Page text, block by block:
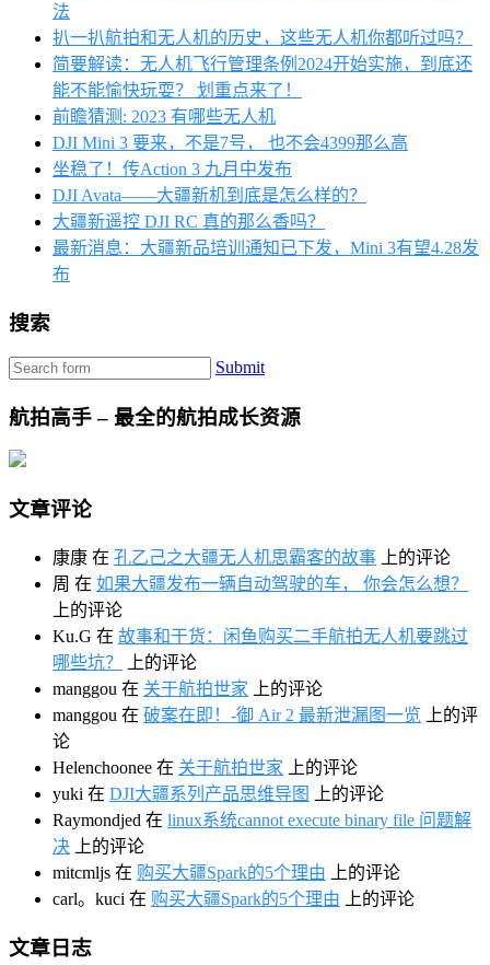
法
扒一扒航拍和无人机的历史，这些无人机你都听过吗？
简要解读：无人机飞行管理条例2024开始实施，到底还
能不能愉快玩耍？ 划重点来了！
前瞻猜测: 2023 有哪些无人机
DJI Mini 3 要来，不是7号， 也不会4399那么高
坐稳了！传Action 3 九月中发布
DJI Avata——大疆新机到底是怎么样的？
大疆新遥控 DJI RC 真的那么香吗？
最新消息：大疆新品培训通知已下发，Mini 3有望4.28发
布
搜索
Submit
航拍高手 – 最全的航拍成长资源
文章评论
康康 在 孔乙己之大疆无人机思霸客的故事 上的评论
周 在 如果大疆发布一辆自动驾驶的车， 你会怎么想？
上的评论
Ku.G 在 故事和干货：闲鱼购买二手航拍无人机要跳过
哪些坑？
上的评论
manggou 在 关于航拍世家 上的评论
manggou 在 破案在即！-御 Air 2 最新泄漏图一览 上的评
论
Helenchoonee 在 关于航拍世家 上的评论
yuki 在 DJI大疆系列产品思维导图
上的评论
Raymondjed 在 linux系统cannot execute binary file 问题解
决 上的评论
mitcmljs 在 购买大疆Spark的5个理由 上的评论
carl。kuci 在 购买大疆Spark的5个理由 上的评论
文章日志